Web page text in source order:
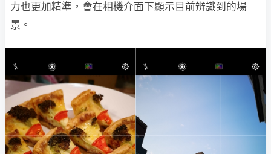
力也更加精準，會在相機介面下顯示目前辨識到的場
景。